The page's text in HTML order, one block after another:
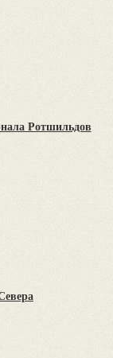
Ротшильдов